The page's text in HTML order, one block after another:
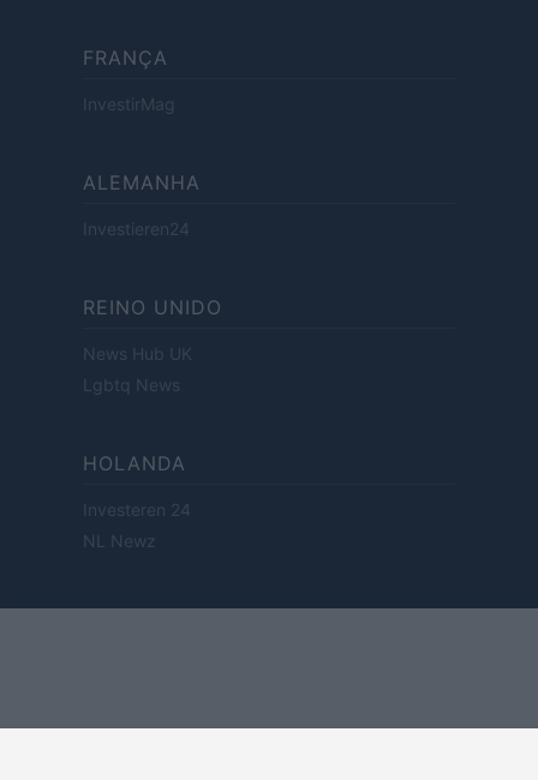
FRANÇA
InvestirMag
ALEMANHA
Investieren24
REINO UNIDO
News Hub UK
Lgbtq News
HOLANDA
Investeren 24
NL Newz